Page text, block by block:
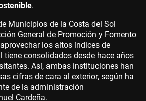
.
Municipios de la Costa del Sol
General de Promoción y Fomento
los altos índices de
tiene consolidados desde hace años
Así, ambas instituciones han
cifras de cara al exterior, según ha
de la administración
Cardeña.